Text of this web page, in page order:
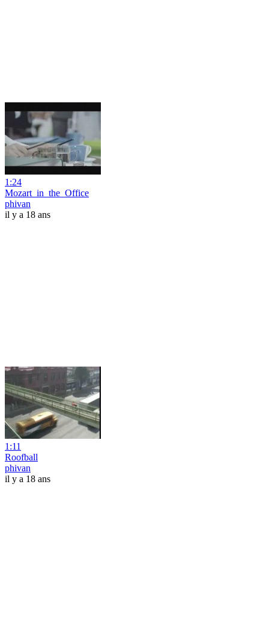
1:24
Mozart_in_the_Office
phivan
il y a 18 ans
1:11
Roofball
phivan
il y a 18 ans